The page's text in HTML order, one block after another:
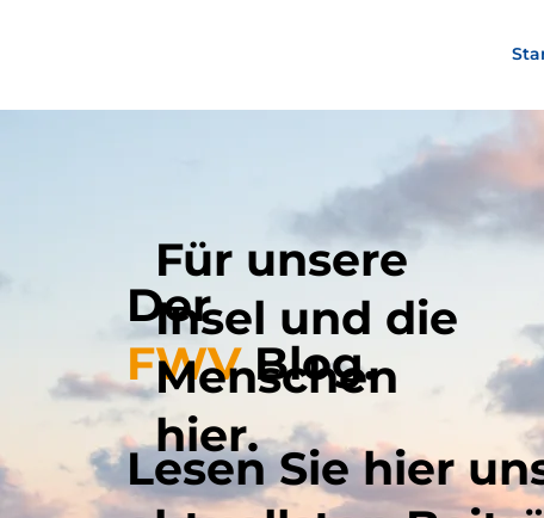
Der
FWVBlog.
Lesen Sie hier
Für unsere
Insel und die
Menschen
hier.